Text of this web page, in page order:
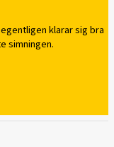
klarar sig bra
simningen.